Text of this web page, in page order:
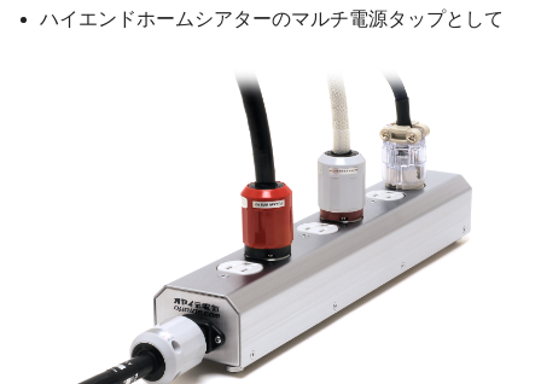
ハイエンドホームシアターのマルチ電源タップとして